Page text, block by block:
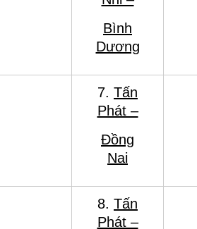
Bình
Dương
7. Tấn
Phát –
Đồng
Nai
8. Tấn
Phát –